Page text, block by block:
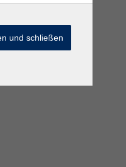
und schließen